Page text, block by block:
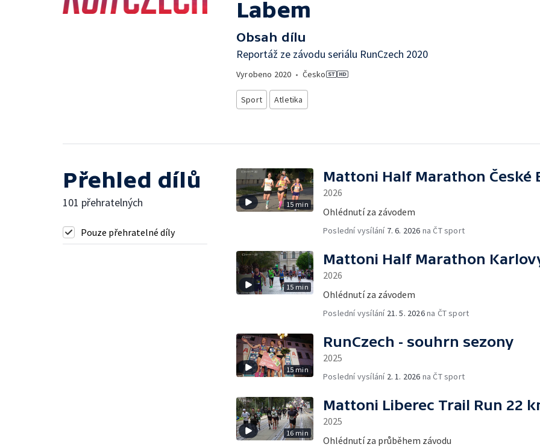
Labem
Obsah dílu
Reportáž ze závodu seriálu RunCzech 2020
Vyrobeno 2020 • Česko
Sport Atletika
Přehled dílů
101 přehratelných
Pouze přehratelné díly
15 min
Mattoni Half Marathon České
2026
Ohlédnutí za závodem
Poslední vysílání 7. 6. 2026 na ČT sport
15 min
Mattoni Half Marathon
2026
Ohlédnutí za závodem
Poslední vysílání 21. 5. 2026na ČT sport
15 min
RunCzech - souhrn sezony
2025
Poslední vysílání 2. 1. 2026 na ČT sport
16 min
Mattoni Liberec Trail Run 22
2025
Ohlédnutí za průběhem závodu